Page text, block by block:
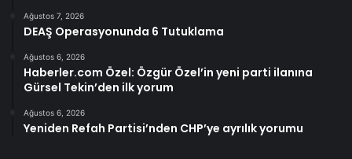
Ağustos 7, 2026
DEAŞ Operasyonunda 6 Tutuklama
Ağustos 6, 2026
Haberler.com Özel: Özgür Özel’in yeni parti ilanına
Gürsel Tekin’den ilk yorum
Ağustos 6, 2026
Yeniden Refah Partisi’nden CHP’ye ayrılık yorumu